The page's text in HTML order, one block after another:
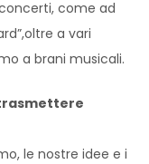
come ad
a vari
a brani musicali.
le nostre idee e i